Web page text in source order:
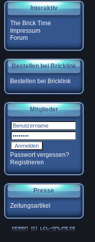
Interaktiv
The Brick Time
Impressum
Forum
Bestellen bei Bricklink
Bestellen bei Bricklink
Mitglieder
Passwort vergessen?
Registrieren
Presse
Zeitungsartikel